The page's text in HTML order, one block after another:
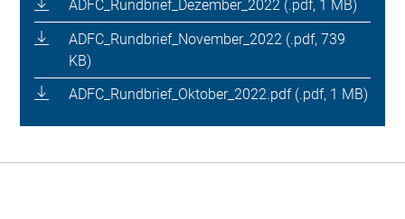
ADFC_Rundbrief_Dezember_2022 (.pdf, 1 MB)
ADFC_Rundbrief_November_2022 (.pdf, 739
KB)
ADFC_Rundbrief_Oktober_2022.pdf (.pdf, 1 MB)